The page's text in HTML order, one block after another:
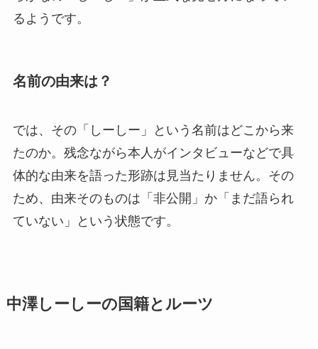
るようです。
名前の由来は？
では、その「しーしー」という名前はどこから来
たのか。残念ながら本人がインタビューなどで具
体的な由来を語った形跡は見当たりません。その
ため、由来そのものは「非公開」か「まだ語られ
ていない」という状態です。
中澤しーしーの国籍とルーツ